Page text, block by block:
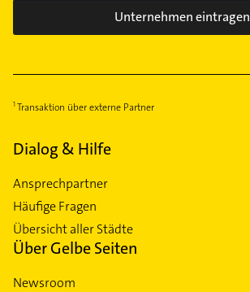
Unternehmen eintragen
Transaktion über externe Partner
Dialog & Hilfe
Ansprechpartner
Häufige Fragen
Übersicht aller Städte
Über Gelbe Seiten
Newsroom